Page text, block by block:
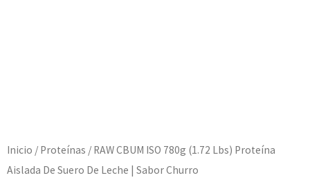
Inicio / Proteínas / RAW CBUM ISO 780g (1.72 Lbs) Proteína
Aislada De Suero De Leche | Sabor Churro